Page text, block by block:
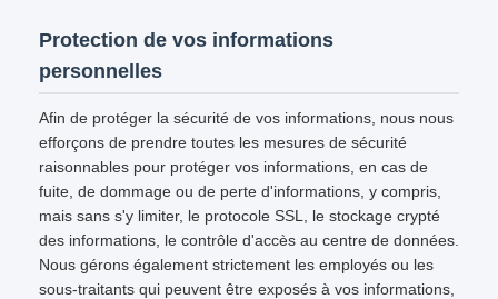
Protection de vos informations
personnelles
Afin de protéger la sécurité de vos informations, nous nous
efforçons de prendre toutes les mesures de sécurité
raisonnables pour protéger vos informations, en cas de
fuite, de dommage ou de perte d'informations, y compris,
mais sans s'y limiter, le protocole SSL, le stockage crypté
des informations, le contrôle d'accès au centre de données.
Nous gérons également strictement les employés ou les
sous-traitants qui peuvent être exposés à vos informations,